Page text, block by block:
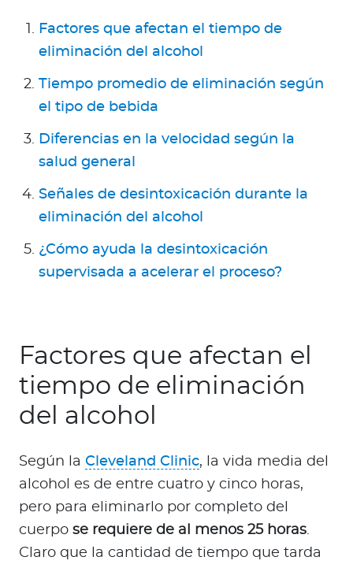
Factores que afectan el tiempo de
eliminación del alcohol
Tiempo promedio de eliminación según
el tipo de bebida
Diferencias en la velocidad según la
salud general
Señales de desintoxicación durante la
eliminación del ​​alcohol
¿Cómo ayuda la desintoxicación
supervisada a acelerar el proceso?
Factores que afectan el
tiempo de eliminación
del alcohol
Según la Cleveland Clinic, la vida media del
alcohol es de entre cuatro y cinco horas,
pero para eliminarlo por completo del
cuerpo se requiere de al menos 25 horas.
Claro que la cantidad de tiempo que tarda